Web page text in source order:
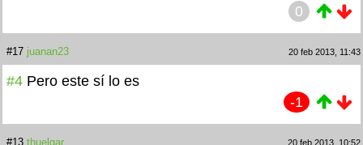
0
#17 juanan23 20 feb 2013, 11:43
#4 Pero este sí lo es
-1
#13 thuelgar 20 feb 2013, 10:52